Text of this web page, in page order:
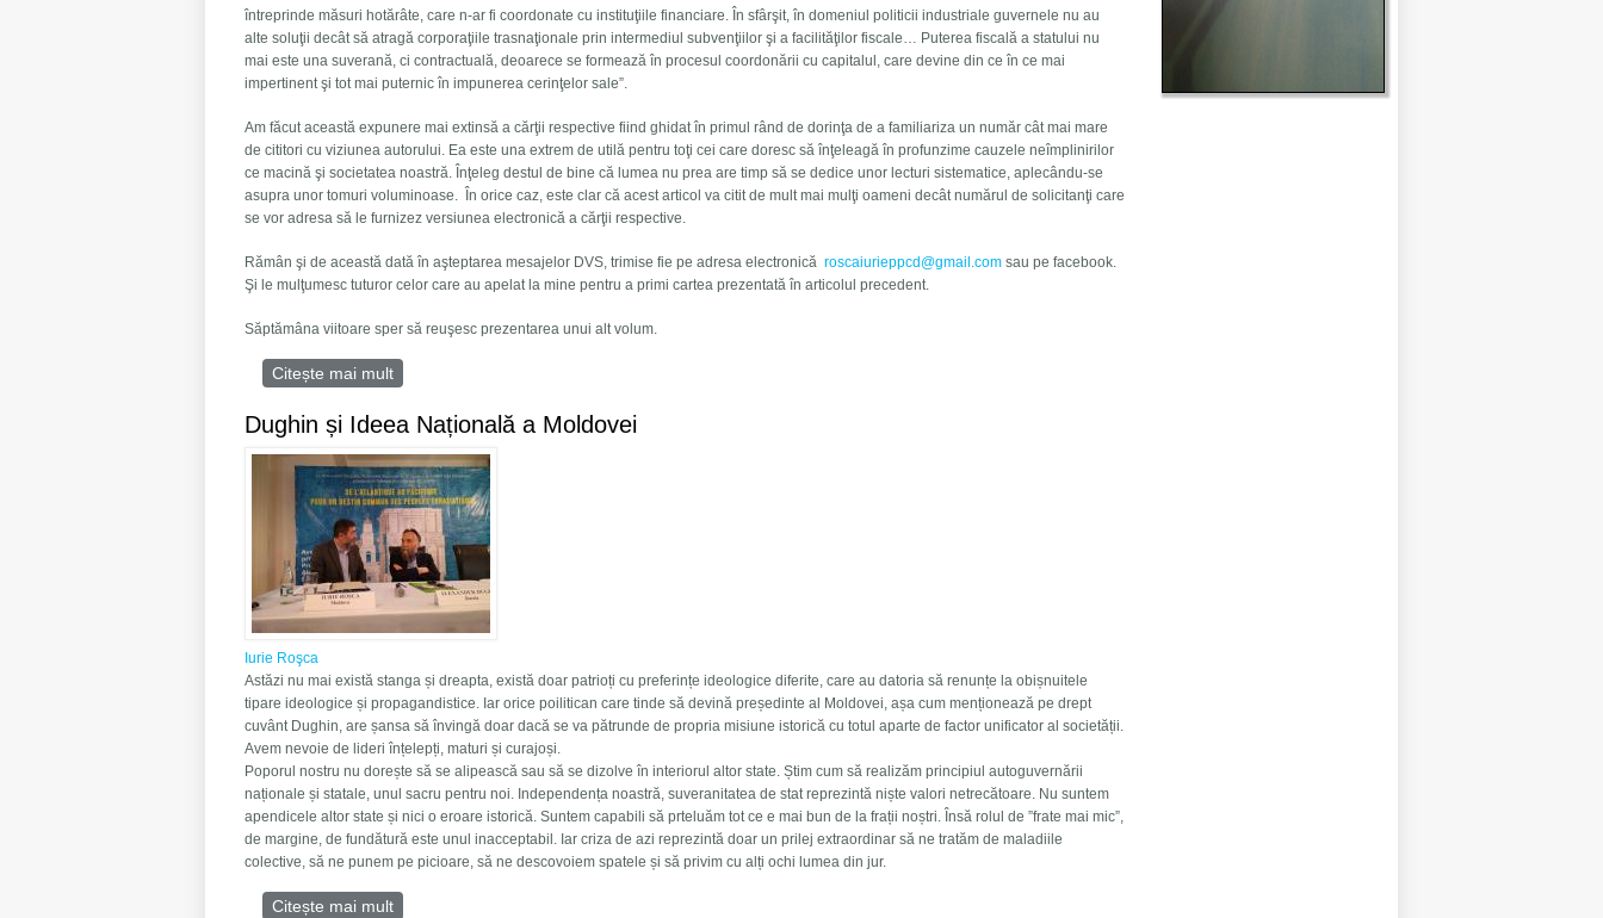
întreprinde măsuri hotărâte, care n-ar fi coordonate cu instituţiile financiare. În sfârşit, în domeniul politicii industriale guvernele nu au
alte soluţii decât să atragă corporaţiile trasnaţionale prin intermediul subvenţiilor şi a facilităţilor fiscale… Puterea fiscală a statului nu
mai este una suverană, ci contractuală, deoarece se formează în procesul coordonării cu capitalul, care devine din ce în ce mai
impertinent şi tot mai puternic în impunerea cerinţelor sale”.
Am făcut această expunere mai extinsă a cărţii respective fiind ghidat în primul rând de dorinţa de a familiariza un număr cât mai mare
de cititori cu viziunea autorului. Ea este una extrem de utilă pentru toţi cei care doresc să înţeleagă în profunzime cauzele neîmplinirilor
ce macină şi societatea noastră. Înţeleg destul de bine că lumea nu prea are timp să se dedice unor lecturi sistematice, aplecându-se
asupra unor tomuri voluminoase. În orice caz, este clar că acest articol va citit de mult mai mulţi oameni decât numărul de solicitanţi care
se vor adresa să le furnizez versiunea electronică a cărţii respective.
Rămân şi de această dată în aşteptarea mesajelor DVS, trimise fie pe adresa electronicăroscaiurieppcd@gmail.com sau pe facebook.
Şi le mulţumesc tuturor celor care au apelat la mine pentru a primi cartea prezentată în articolul precedent.
Săptămâna viitoare sper să reuşesc prezentarea unui alt volum.
Citește mai mult
Dughin și Ideea Națională a Moldovei
Iurie Roşca
Astăzi nu mai există stanga și dreapta, există doar patrioți cu preferințe ideologice diferite, care au datoria să renunțe la obișnuitele
tipare ideologice și propagandistice. Iar orice poilitican care tinde să devină președinte al Moldovei, așa cum menționează pe drept
cuvânt Dughin, are șansa să învingă doar dacă se va pătrunde de propria misiune istorică cu totul aparte de factor unificator al societății.
Avem nevoie de lideri înțelepți, maturi și curajoși.
Poporul nostru nu dorește să se alipească sau să se dizolve în interiorul altor state. Știm cum să realizăm principiul autoguvernării
naționale și statale, unul sacru pentru noi. Independența noastră, suveranitatea de stat reprezintă niște valori netrecătoare. Nu suntem
apendicele altor state și nici o eroare istorică. Suntem capabili să prteluăm tot ce e mai bun de la frații noștri. Însă rolul de ”frate mai mic”,
de margine, de fundătură este unul inacceptabil. Iar criza de azi reprezintă doar un prilej extraordinar să ne tratăm de maladiile
colective, să ne punem pe picioare, să ne descovoiem spatele și să privim cu alți ochi lumea din jur.
Citește mai mult